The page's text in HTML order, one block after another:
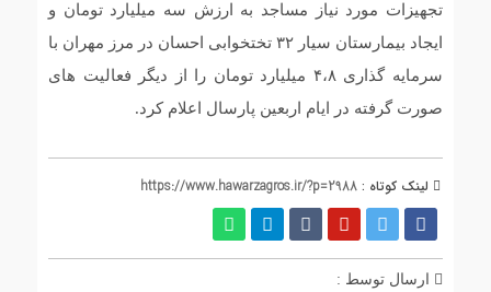
تجهیزات مورد نیاز مساجد به ارزش سه میلیارد تومان و
ایجاد بیمارستان سیار ۳۲ تختخوابی احسان در مرز مهران با
سرمایه گذاری ۴،۸ میلیارد تومان را از دیگر فعالیت های
صورت گرفته در ایام اربعین پارسال اعلام کرد.
لینک کوتاه : https://www.hawarzagros.ir/?p=2988
ارسال توسط :